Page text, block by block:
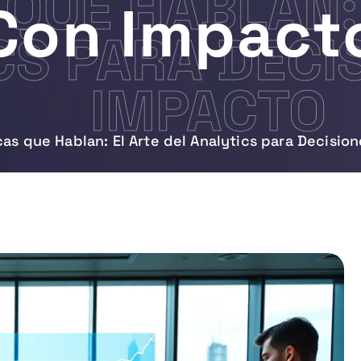
PARA
IMPACTO
que Hablan: El Arte del Analytics para